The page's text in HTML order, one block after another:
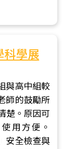
科學展
與高中組較
師的鼓勵所
楚。原因可
用方便。
安全檢查與